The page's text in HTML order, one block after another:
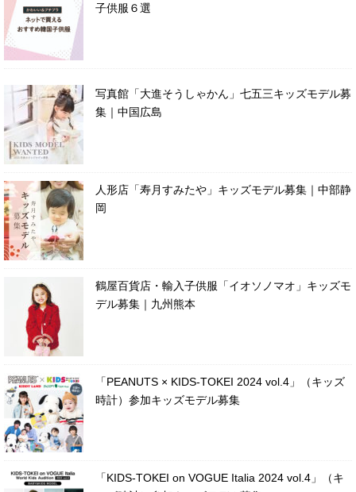
子供服６選
写真館「大進そうしゃかん」七五三キッズモデル募
集｜中国広島
人形店「寿月すみたや」キッズモデル募集｜中部静
岡
鶴屋百貨店・輸入子供服「イオソノマオ」キッズモ
デル募集｜九州熊本
「PEANUTS × KIDS-TOKEI 2024 vol.4」（キッズ
時計）参加キッズモデル募集
「KIDS-TOKEI on VOGUE Italia 2024 vol.4」（キ